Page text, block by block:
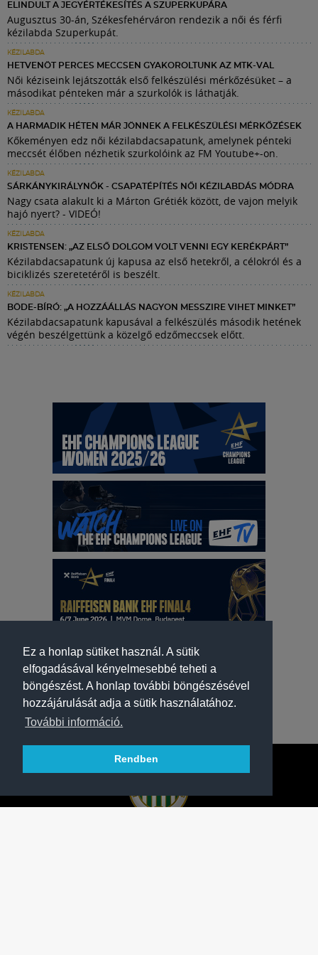
Ez a honlap sütiket használ. A sütik
elfogadásával kényelmesebbé teheti a
böngészést. A honlap további böngészésével
hozzájárulását adja a sütik használatához.
További információ.
Rendben
ELINDULT A JEGYÉRTÉKESÍTÉS A SZUPERKUPÁRA
Augusztus 30-án, Székesfehérváron rendezik a női és férfi
kézilabda Szuperkupát.
KÉZILABDA
HETVENÖT PERCES MECCSEN GYAKOROLTUNK AZ MTK-VAL
Női kéziseink lejátszották első felkészülési mérkőzésüket – a
másodikat pénteken már a szurkolók is láthatják.
KÉZILABDA
A HARMADIK HÉTEN MÁR JÖNNEK A FELKÉSZÜLÉSI MÉRKŐZÉSEK
Kőkeményen edz női kézilabdacsapatunk, amelynek pénteki
meccsét élőben nézhetik szurkolóink az FM Youtube+-on.
KÉZILABDA
SÁRKÁNYKIRÁLYNŐK - CSAPATÉPÍTÉS NŐI KÉZILABDÁS MÓDRA
Nagy csata alakult ki a Márton Grétiék között, de vajon melyik
hajó nyert? - VIDEÓ!
KÉZILABDA
KRISTENSEN: „AZ ELSŐ DOLGOM VOLT VENNI EGY KERÉKPÁRT”
Kézilabdacsapatunk új kapusa az első hetekről, a célokról és a
biciklizés szeretetéről is beszélt.
KÉZILABDA
BÖDE-BÍRÓ: „A HOZZÁÁLLÁS NAGYON MESSZIRE VIHET MINKET”
Kézilabdacsapatunk kapusával a felkészülés második hetének
végén beszélgettünk a közelgő edzőmeccsek előtt.